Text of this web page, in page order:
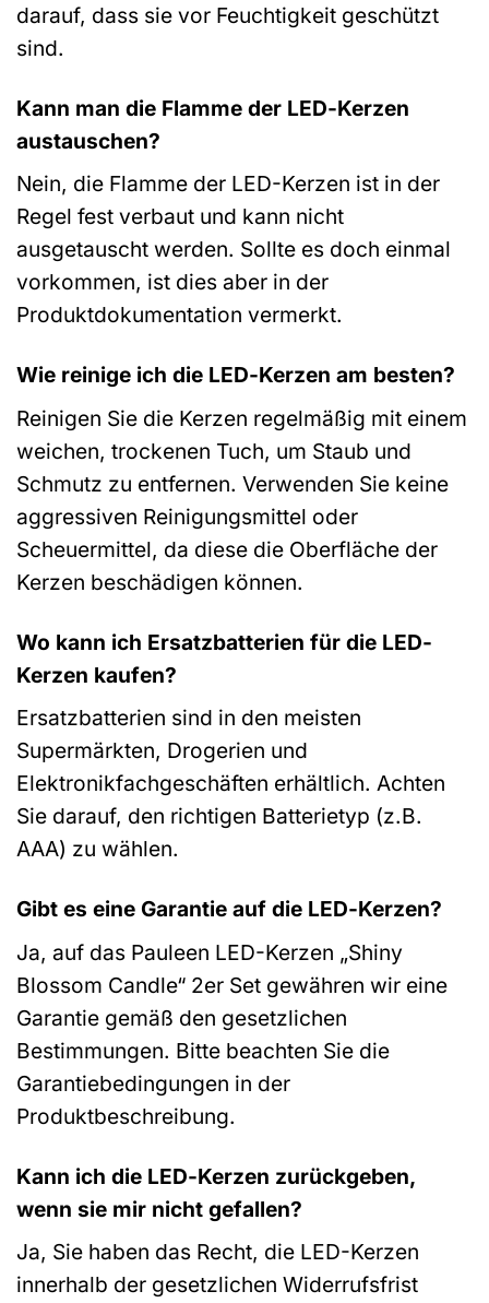
darauf, dass sie vor Feuchtigkeit geschützt
sind.
Kann man die Flamme der LED-Kerzen
austauschen?
Nein, die Flamme der LED-Kerzen ist in der
Regel fest verbaut und kann nicht
ausgetauscht werden. Sollte es doch einmal
vorkommen, ist dies aber in der
Produktdokumentation vermerkt.
Wie reinige ich die LED-Kerzen am besten?
Reinigen Sie die Kerzen regelmäßig mit einem
weichen, trockenen Tuch, um Staub und
Schmutz zu entfernen. Verwenden Sie keine
aggressiven Reinigungsmittel oder
Scheuermittel, da diese die Oberfläche der
Kerzen beschädigen können.
Wo kann ich Ersatzbatterien für die LED-
Kerzen kaufen?
Ersatzbatterien sind in den meisten
Supermärkten, Drogerien und
Elektronikfachgeschäften erhältlich. Achten
Sie darauf, den richtigen Batterietyp (z.B.
AAA) zu wählen.
Gibt es eine Garantie auf die LED-Kerzen?
Ja, auf das Pauleen LED-Kerzen „Shiny
Blossom Candle“ 2er Set gewähren wir eine
Garantie gemäß den gesetzlichen
Bestimmungen. Bitte beachten Sie die
Garantiebedingungen in der
Produktbeschreibung.
Kann ich die LED-Kerzen zurückgeben,
wenn sie mir nicht gefallen?
Ja, Sie haben das Recht, die LED-Kerzen
innerhalb der gesetzlichen Widerrufsfrist